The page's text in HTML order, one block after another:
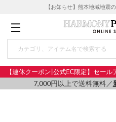
【お知らせ】熊本地域地震
【連休クーポン|公式EC限定】セール
7,000円以上で送料無料／